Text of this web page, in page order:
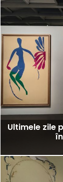
Ultimele zile